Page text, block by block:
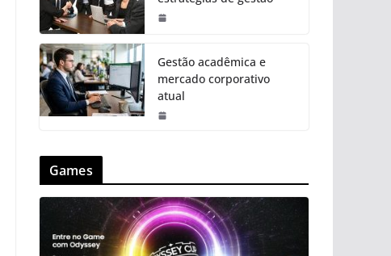
Gestão acadêmica e
mercado corporativo
atual
Games